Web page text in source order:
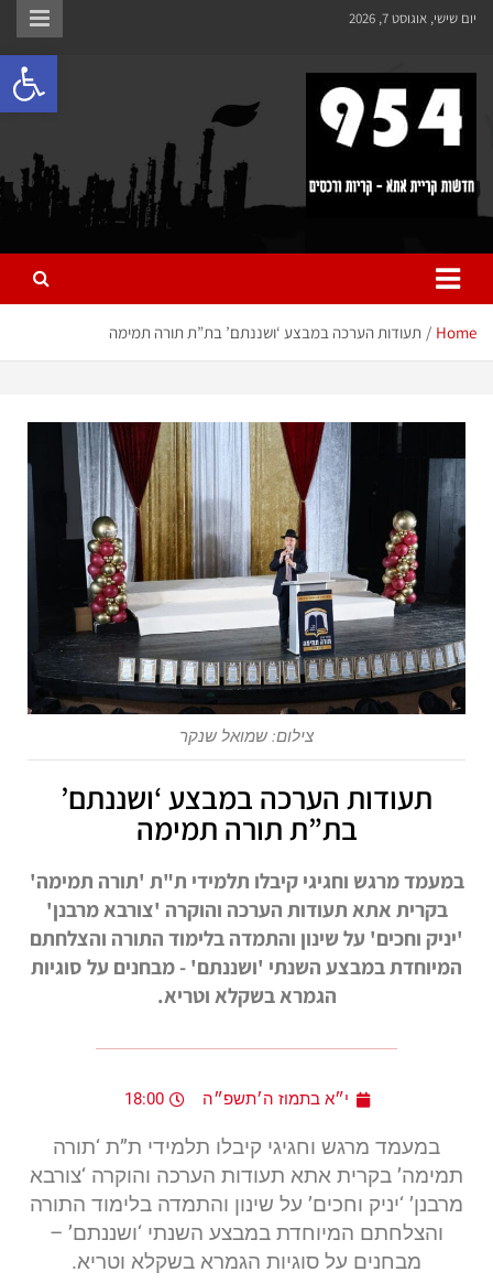
לתוכן
יום שישי, אוגוסט 7, 2026
Home תעודות הערכה במבצע ‘ושננתם’ בת”ת תורה תמימה
צילום: שמואל שנקר
תעודות הערכה במבצע ‘ושננתם’
בת”ת תורה תמימה
במעמד מרגש וחגיגי קיבלו תלמידי ת"ת 'תורה תמימה'
בקרית אתא תעודות הערכה והוקרה 'צורבא מרבנן'
'יניק וחכים' על שינון והתמדה בלימוד התורה והצלחתם
המיוחדת במבצע השנתי 'ושננתם' - מבחנים על סוגיות
הגמרא בשקלא וטריא.
י״א בתמוז ה׳תשפ״ה 18:00
במעמד מרגש וחגיגי קיבלו תלמידי ת”ת ‘תורה
תמימה’ בקרית אתא תעודות הערכה והוקרה ‘צורבא
מרבנן’ ‘יניק וחכים’ על שינון והתמדה בלימוד התורה
והצלחתם המיוחדת במבצע השנתי ‘ושננתם’ –
מבחנים על סוגיות הגמרא בשקלא וטריא.